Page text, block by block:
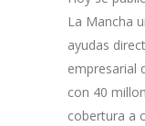
La Mancha
ayudas
empresarial
con 40
cobertura a